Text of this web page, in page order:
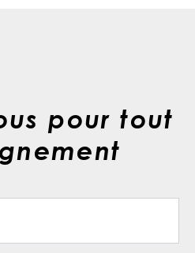
pour tout